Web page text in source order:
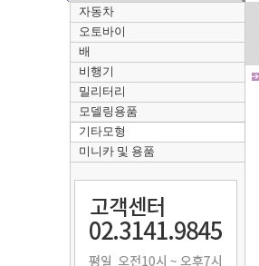
자동차
오토바이
배
비행기
밀리터리
모델링용품
기타모형
미니카 및 용품